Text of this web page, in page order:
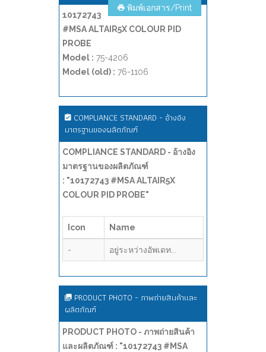
พิมพ์เอกสาร/Print
10172743
#MSA ALTAIR5X COLOUR PID
PROBE
Model : 75-4206
Model (old) : 76-1106
COMPLIANCE STANDARD - อ้างอิง
มาตรฐานของผลิตภัณฑ์
COMPLIANCE STANDARD - อ้างอิง
มาตรฐานของผลิตภัณฑ์
: "10172743 #MSA ALTAIR5X
COLOUR PID PROBE"
Icon Name
- อยู่ระหว่างอัพเดท...
PRODUCT PHOTO - ภาพถ่ายสินค้าและ
ผลิตภัณฑ์
PRODUCT PHOTO - ภาพถ่ายสินค้า
และผลิตภัณฑ์ : "10172743 #MSA